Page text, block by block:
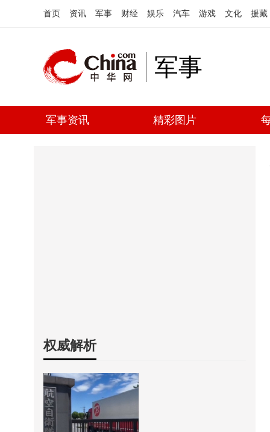
首页 资讯 军事 财经 娱乐 汽车 游戏 文化 援藏
军事
军事资讯 精彩图片
权威解析